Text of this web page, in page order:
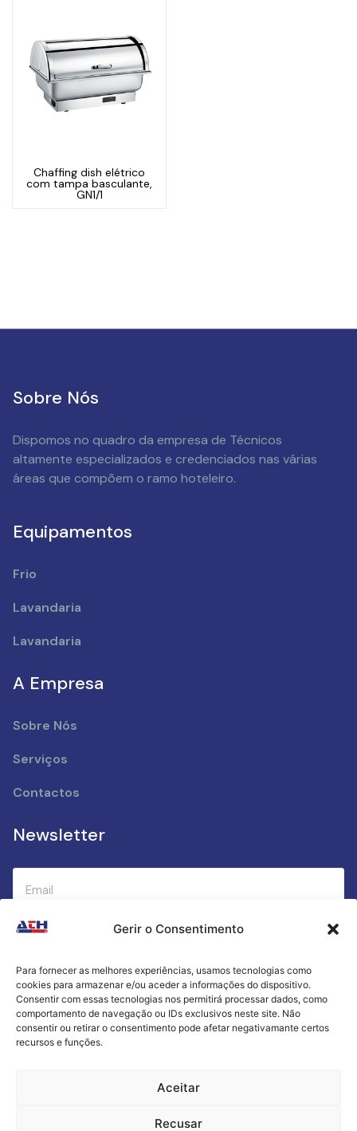
Gerir o Consentimento
Para fornecer as melhores experiências, usamos tecnologias como
cookies para armazenar e/ou aceder a informações do dispositivo.
Consentir com essas tecnologias nos permitirá processar dados, como
comportamento de navegação ou IDs exclusivos neste site. Não
consentir ou retirar o consentimento pode afetar negativamante certos
recursos e funções.
Aceitar
Recusar
Chaffing dish elétrico
com tampa basculante,
GN1/1
Sobre Nós
Dispomos no quadro da empresa de Técnicos
altamente especializados e credenciados nas várias
áreas que compõem o ramo hoteleiro.
Equipamentos
Frio
Lavandaria
Lavandaria
A Empresa
Sobre Nós
Serviços
Contactos
Newsletter
Submeter
Criamos a cozinha perfeita para o seu sucesso
gastronómico!